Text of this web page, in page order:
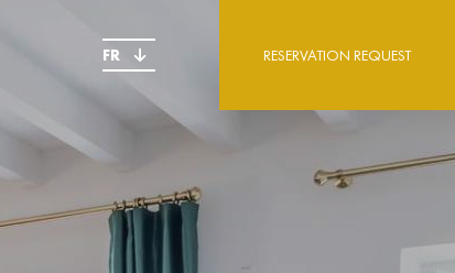
FR RESERVATION REQUEST